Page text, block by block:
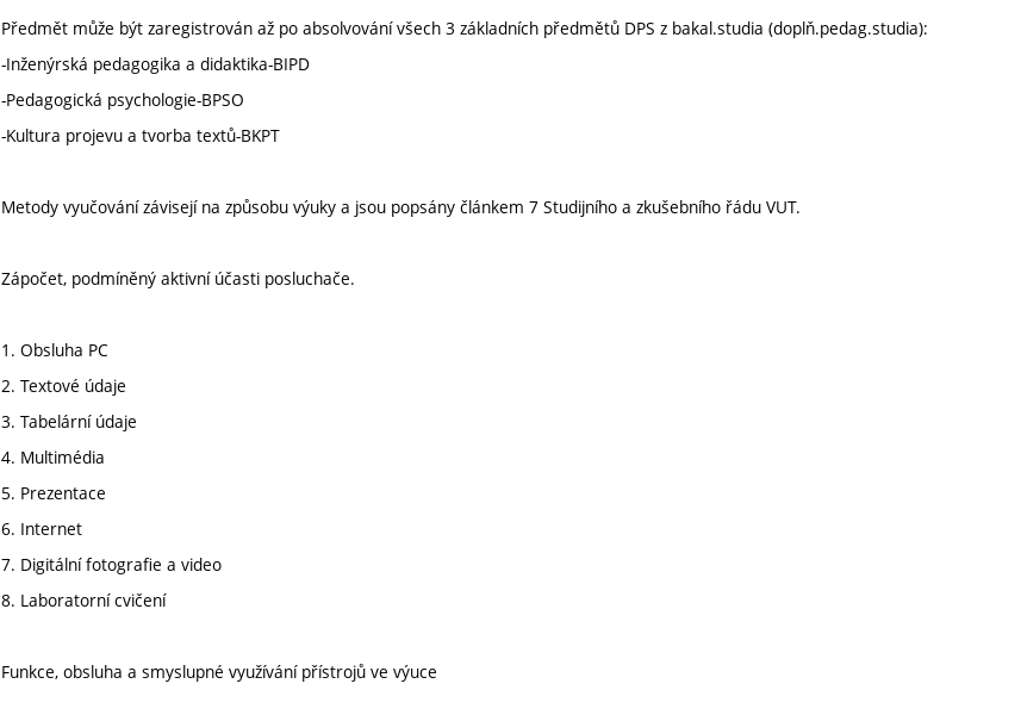
Předmět může být zaregistrován až po absolvování všech 3 základních předmětů DPS z bakal.studia (doplň.pedag.studia):
-Inženýrská pedagogika a didaktika-BIPD
-Pedagogická psychologie-BPSO
-Kultura projevu a tvorba textů-BKPT
Metody vyučování závisejí na způsobu výuky a jsou popsány článkem 7 Studijního a zkušebního řádu VUT.
Zápočet, podmíněný aktivní účasti posluchače.
1. Obsluha PC
2. Textové údaje
3. Tabelární údaje
4. Multimédia
5. Prezentace
6. Internet
7. Digitální fotografie a video
8. Laboratorní cvičení
Funkce, obsluha a smyslupné využívání přístrojů ve výuce